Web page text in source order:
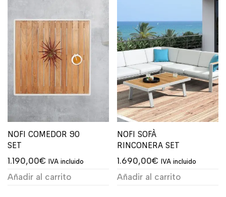
NOFI COMEDOR 90
SET
1.190,00€ IVA incluido
Añadir al carrito
NOFI SOFÀ
RINCONERA SET
1.690,00€ IVA incluido
Añadir al carrito